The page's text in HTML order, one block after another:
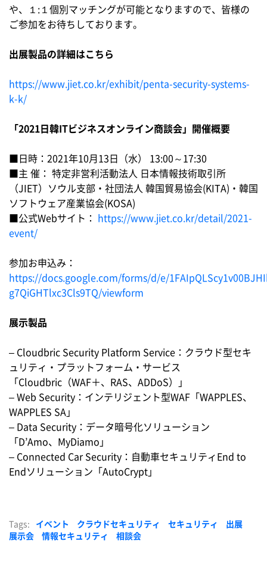
や、１:１個別マッチングが可能となりますので、皆様の
ご参加をお待ちしております。
出展製品の詳細はこちら
https://www.jiet.co.kr/exhibit/penta-security-systems-
k-k/
「2021日韓ITビジネスオンライン商談会」開催概要
■日時：2021年10月13日（水） 13:00～17:30
■主 催： 特定非営利活動法人 日本情報技術取引所
（JIET）ソウル支部・社団法人 韓国貿易協会(KITA)・韓国
ソフトウェア産業協会(KOSA)
■公式Webサイト：
https://www.jiet.co.kr/detail/2021-
event/
参加お申込み：
https://docs.google.com/forms/d/e/
g7QiGHTlxc3Cls9TQ/viewform
展示製品
– Cloudbric Security Platform Service：クラウド型セキ
ュリティ・プラットフォーム・サービス
「Cloudbric（WAF＋、RAS、ADDoS）」
– Web Security：インテリジェント型WAF「WAPPLES、
WAPPLES SA」
– Data Security：データ暗号化ソリューション
「D’Amo、MyDiamo」
– Connected Car Security：自動車セキュリティEnd to
Endソリューション「AutoCrypt」
Tags: イベント クラウドセキュリティ セキュリティ
出展
展示会
情報セキュリティ 相談会